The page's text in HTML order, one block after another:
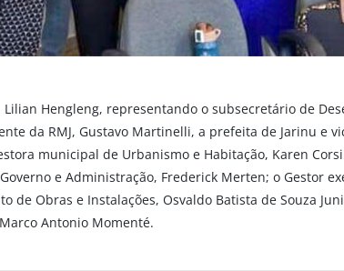
Hengleng, representando o subsecretário de
da RMJ, Gustavo Martinelli, a prefeita de Jarinu e
municipal de Urbanismo e Habitação, Karen
e Administração, Frederick Merten; o Gestor
de Obras e Instalações, Osvaldo Batista de Souza
Antonio Momenté.